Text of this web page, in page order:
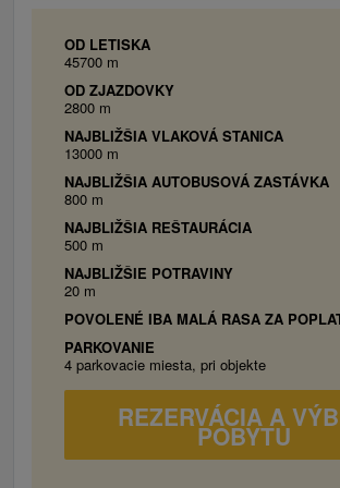
OD LETISKA
45700 m
OD ZJAZDOVKY
2800 m
NAJBLIŽŠIA VLAKOVÁ STANICA
13000 m
NAJBLIŽŠIA AUTOBUSOVÁ ZASTÁVKA
800 m
NAJBLIŽŠIA REŠTAURÁCIA
500 m
NAJBLIŽŠIE POTRAVINY
20 m
POVOLENÉ IBA MALÁ RASA ZA
PARKOVANIE
4 parkovacie miesta, pri objekte
REZERVÁCIA A
POBYTU